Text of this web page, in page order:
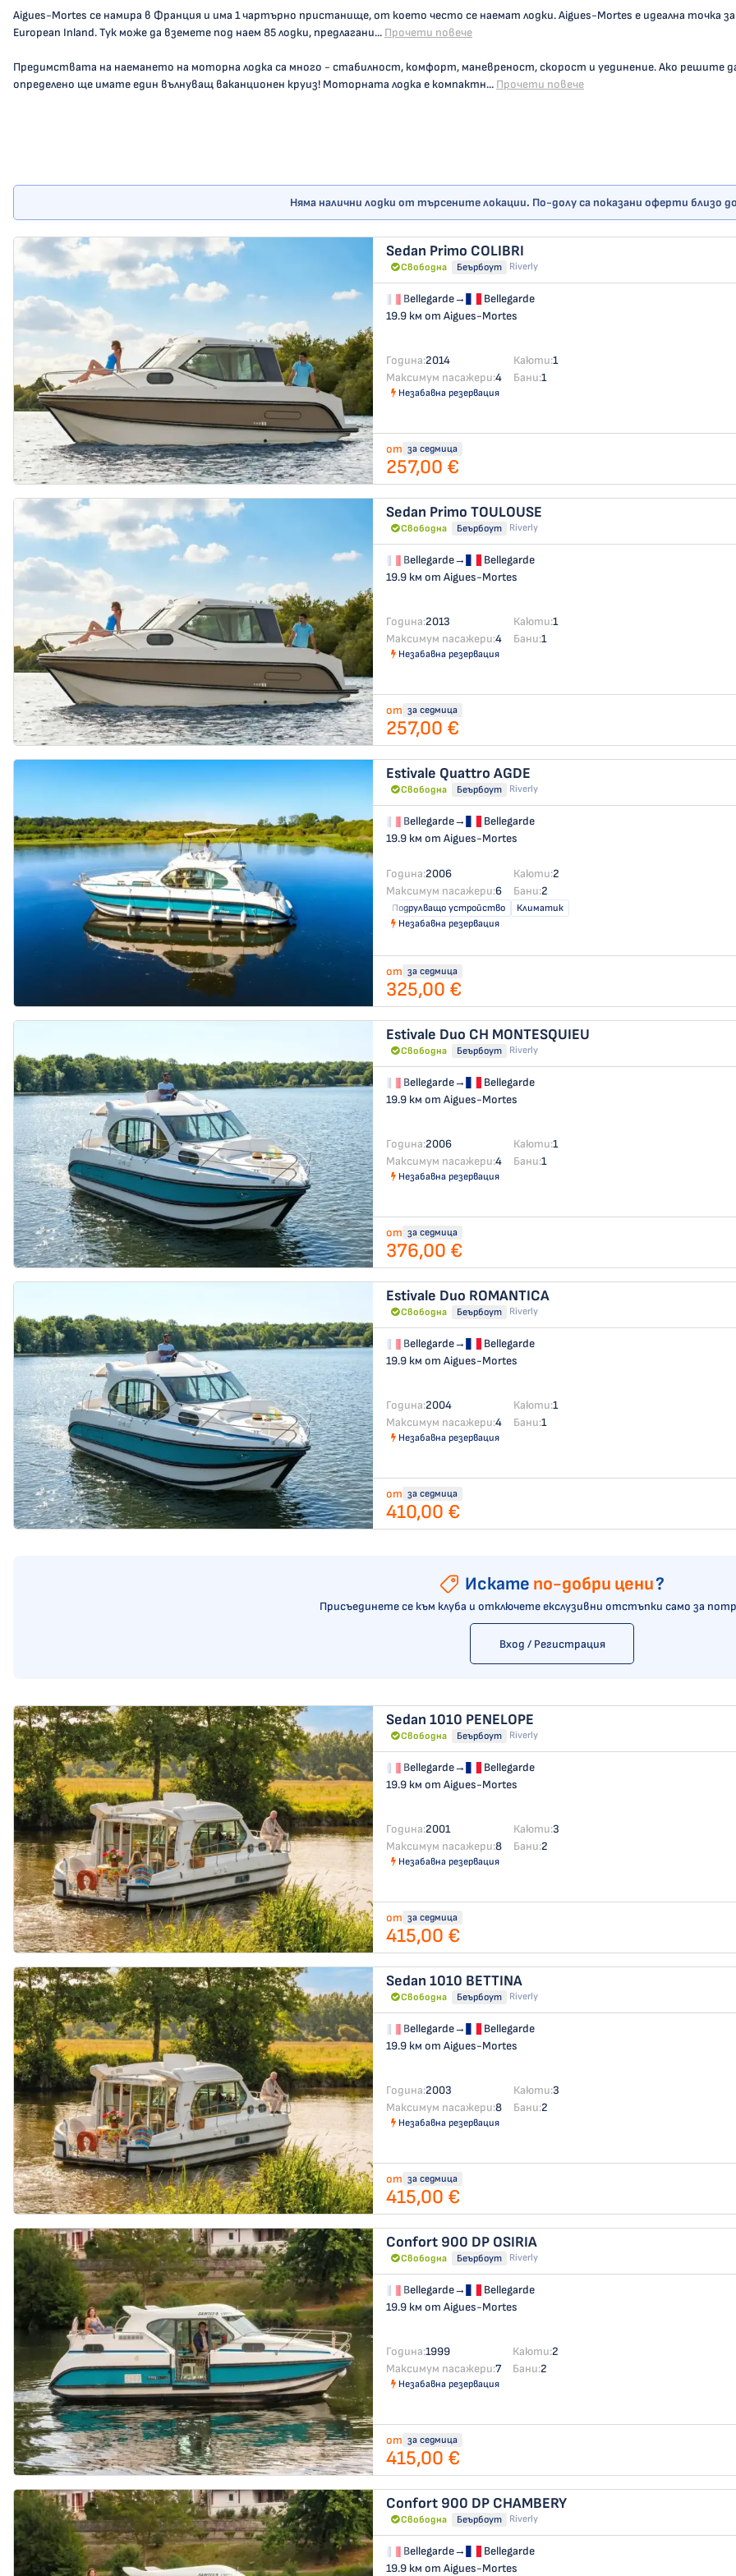
Aigues-Mortes се намира в Франция и има 1 чартърно пристанище, от което често се наемат лодки. Aigues-Mortes е идеална точка
European Inland. Тук може да вземете под наем 85 лодки, предлагани... Прочети повече
Предимствата на наемането на моторна лодка са много - стабилност, комфорт, маневреност, скорост и уединение. Ако решите
определено ще имате един вълнуващ ваканционен круиз! Моторната лодка е компактн... Прочети повече
Няма налични лодки от търсените локации. По-долу са показани оферти близо
Sedan Primo COLIBRI
Свободна Беърбоут Riverly
Bellegarde→
Bellegarde
19.9 км от Aigues-Mortes
Година:2014 Каюти:1
Максимум пасажери:4 Бани:1
Незабавна резервация
от за седмица
257,00 €
Sedan Primo TOULOUSE
Свободна Беърбоут Riverly
Bellegarde→
Bellegarde
19.9 км от Aigues-Mortes
Година:2013 Каюти:1
Максимум пасажери:4 Бани:1
Незабавна резервация
от за седмица
257,00 €
Estivale Quattro AGDE
Свободна Беърбоут Riverly
Bellegarde→
Bellegarde
19.9 км от Aigues-Mortes
Година:2006 Каюти:2
Максимум пасажери:6 Бани:2
Подрулващо устройство
Климатик
Незабавна резервация
от за седмица
325,00 €
Estivale Duo CH MONTESQUIEU
Свободна Беърбоут Riverly
Bellegarde→
Bellegarde
19.9 км от Aigues-Mortes
Година:2006 Каюти:1
Максимум пасажери:4 Бани:1
Незабавна резервация
от за седмица
376,00 €
Estivale Duo ROMANTICA
Свободна Беърбоут Riverly
Bellegarde→
Bellegarde
19.9 км от Aigues-Mortes
Година:2004 Каюти:1
Максимум пасажери:4 Бани:1
Незабавна резервация
от за седмица
410,00 €
Искате по-добри цени?
Присъединете се към клуба и отключете екслузивни отстъпки само за
Вход / Регистрация
Sedan 1010 PENELOPE
Свободна Беърбоут Riverly
Bellegarde→
Bellegarde
19.9 км от Aigues-Mortes
Година:2001 Каюти:3
Максимум пасажери:8 Бани:2
Незабавна резервация
от за седмица
415,00 €
Sedan 1010 BETTINA
Свободна Беърбоут Riverly
Bellegarde→
Bellegarde
19.9 км от Aigues-Mortes
Година:2003 Каюти:3
Максимум пасажери:8 Бани:2
Незабавна резервация
от за седмица
415,00 €
Confort 900 DP OSIRIA
Свободна Беърбоут Riverly
Bellegarde→
Bellegarde
19.9 км от Aigues-Mortes
Година:1999 Каюти:2
Максимум пасажери:7 Бани:2
Незабавна резервация
от за седмица
415,00 €
Confort 900 DP CHAMBERY
Свободна Беърбоут Riverly
Bellegarde→
Bellegarde
19.9 км от Aigues-Mortes